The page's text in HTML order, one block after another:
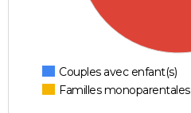
Couples avec enfant(s)
Familles monoparentales